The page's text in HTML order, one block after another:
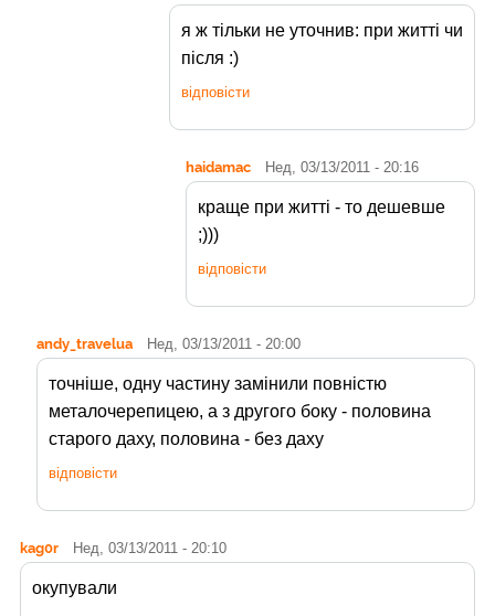
я ж тільки не уточнив: при житті чи
після :)
відповісти
haidamac Нед, 03/13/2011 - 20:16
краще при житті - то дешевше
;)))
відповісти
andy_travelua Нед, 03/13/2011 - 20:00
точніше, одну частину замінили повністю
металочерепицею, а з другого боку - половина
старого даху, половина - без даху
відповісти
kag0r Нед, 03/13/2011 - 20:10
окупували